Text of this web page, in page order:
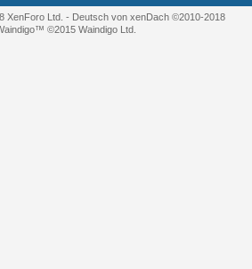
XenForo Ltd. - Deutsch von xenDach©2010-2018
©2015 Waindigo Ltd.